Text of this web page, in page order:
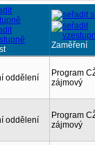
Zaměření
oddělení
Program
zájmový
oddělení
Program
zájmový